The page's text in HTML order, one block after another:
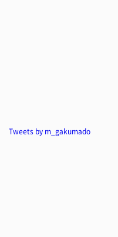
Tweets by m_gakumado